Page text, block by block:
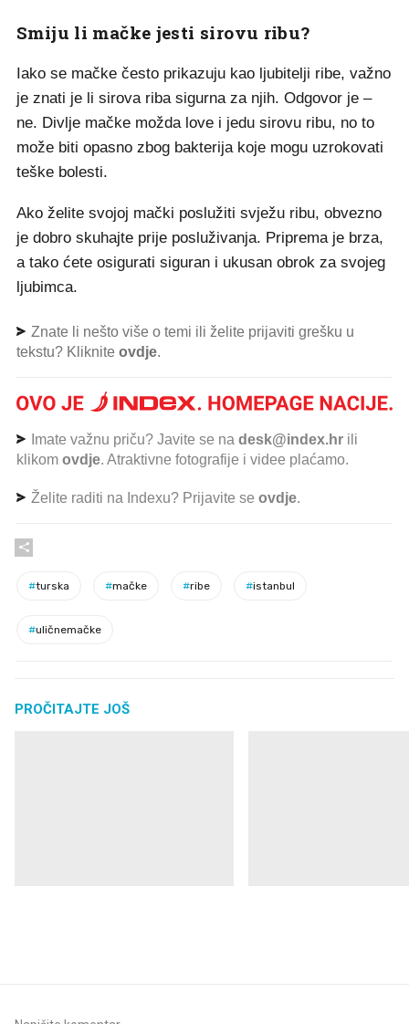
Smiju li mačke jesti sirovu ribu?
Iako se mačke često prikazuju kao ljubitelji ribe, važno
je znati je li sirova riba sigurna za njih. Odgovor je –
ne. Divlje mačke možda love i jedu sirovu ribu, no to
može biti opasno zbog bakterija koje mogu uzrokovati
teške bolesti.
Ako želite svojoj mački poslužiti svježu ribu, obvezno
je dobro skuhajte prije posluživanja. Priprema je brza,
a tako ćete osigurati siguran i ukusan obrok za svojeg
ljubimca.
Znate li nešto više o temi ili želite prijaviti grešku u
tekstu? Kliknite ovdje.
Imate važnu priču? Javite se na desk@index.hr ili
klikom ovdje. Atraktivne fotografije i videe plaćamo.
Želite raditi na Indexu? Prijavite se ovdje.
#turska #mačke #ribe #istanbul
#uličnemačke
PROČITAJTE JOŠ